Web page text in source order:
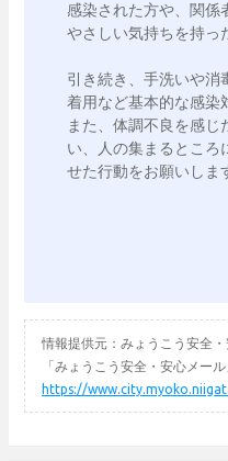
感染された方や、関係
やさしい気持ちを持っ
引き続き、手洗いや消
着用など基本的な感染
また、体調不良を感じ
い、人の集まるところ
情報提供元：みょうこう安全
「みょうこう安全・安心メー
https://